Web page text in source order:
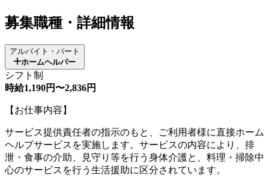
募集職種・詳細情報
アルバイト・パート
ホームヘルパー
シフト制
時給1,190円〜2,836円
【お仕事内容】
サービス提供責任者の指示のもと、ご利用者様に直接ホーム
ヘルプサービスを実施します。サービスの内容により、排
泄・食事の介助、見守り等を行う身体介護と、料理・掃除中
心のサービスを行う生活援助に区分されています。